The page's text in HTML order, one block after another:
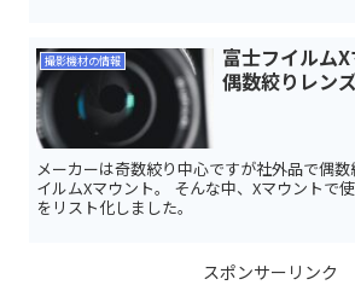
撮影機材の情報
富士フイルム
偶数絞りレン
メーカーは奇数絞り中心ですが社外品で偶
イルムXマウント。 そんな中、Xマウントで
をリスト化しました。
スポンサーリンク